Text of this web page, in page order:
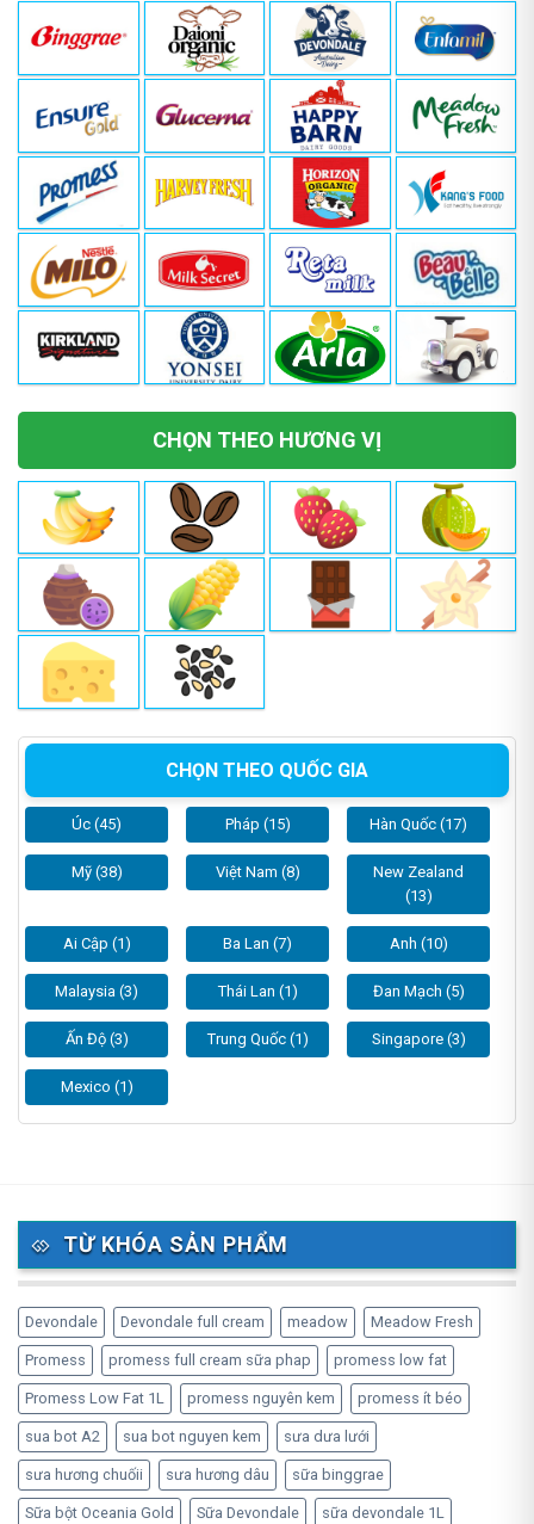
CHỌN THEO HƯƠNG VỊ
CHỌN THEO QUỐC GIA
Úc (45) Pháp (15) Hàn Quốc (17)
Mỹ (38) Việt Nam (8)
New Zealand
(13)
Ai Cập (1) Ba Lan (7) Anh (10)
Malaysia (3) Thái Lan (1) Đan Mạch (5)
Ấn Độ (3) Trung Quốc (1) Singapore (3)
Mexico (1)
TỪ KHÓA SẢN PHẨM
Devondale Devondale full cream meadow Meadow Fresh
Promess promess full cream sữa phap promess low fat
Promess Low Fat 1L promess nguyên kem promess ít béo
sua bot A2 sua bot nguyen kem sưa dưa lưới
sưa hương chuốii sưa hương dâu sữa binggrae
Sữa bột Oceania Gold Sữa Devondale sữa devondale 1L